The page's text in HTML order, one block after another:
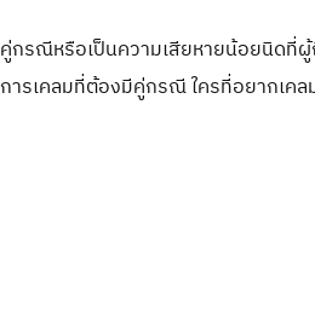
คู่กรณีหรือเป็นความเสียหายน้อยนิดที่
ารเคลมที่ต้องมีคู่กรณี ใครที่อยากเคล